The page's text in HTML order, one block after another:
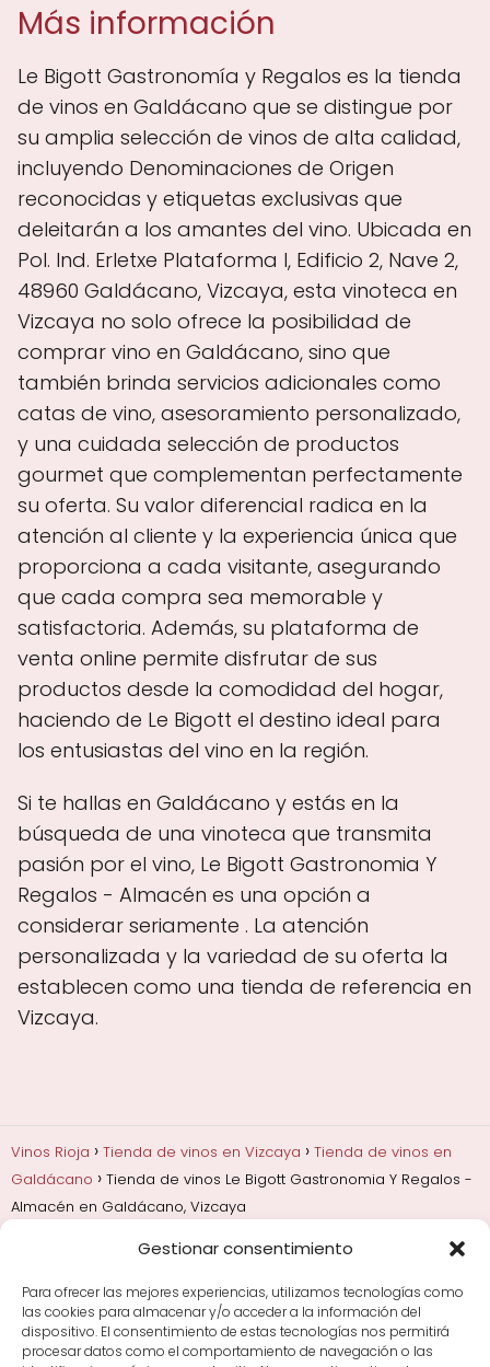
Gestionar consentimiento
Para ofrecer las mejores experiencias, utilizamos tecnologías como
las cookies para almacenar y/o acceder a la información del
dispositivo. El consentimiento de estas tecnologías nos permitirá
procesar datos como el comportamiento de navegación o las
Más información
Le Bigott Gastronomía y Regalos es la tienda
de vinos en Galdácano que se distingue por
su amplia selección de vinos de alta calidad,
incluyendo Denominaciones de Origen
reconocidas y etiquetas exclusivas que
deleitarán a los amantes del vino. Ubicada en
Pol. Ind. Erletxe Plataforma I, Edificio 2, Nave 2,
48960 Galdácano, Vizcaya, esta vinoteca en
Vizcaya no solo ofrece la posibilidad de
comprar vino en Galdácano, sino que
también brinda servicios adicionales como
catas de vino, asesoramiento personalizado,
y una cuidada selección de productos
gourmet que complementan perfectamente
su oferta. Su valor diferencial radica en la
atención al cliente y la experiencia única que
proporciona a cada visitante, asegurando
que cada compra sea memorable y
satisfactoria. Además, su plataforma de
venta online permite disfrutar de sus
productos desde la comodidad del hogar,
haciendo de Le Bigott el destino ideal para
los entusiastas del vino en la región.
Si te hallas en Galdácano y estás en la
búsqueda de una vinoteca que transmita
pasión por el vino, Le Bigott Gastronomia Y
Regalos - Almacén es una opción a
considerar seriamente . La atención
personalizada y la variedad de su oferta la
establecen como una tienda de referencia en
Vizcaya.
Vinos Rioja Tienda de vinos en Vizcaya
Tienda de vinos en
Galdácano
Tienda de vinos Le Bigott Gastronomia Y Regalos -
Almacén en Galdácano, Vizcaya
Añadas, crianza y guarda
Bodegas y marcas de
Comprar vino
Rioja y guías de regalo
Cultura del vino y
curiosidades
Enoturismo en Rioja